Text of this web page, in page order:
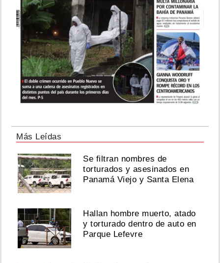
Más Leídas
Se filtran nombres de
torturados y asesinados en
Panamá Viejo y Santa Elena
Hallan hombre muerto, atado
y torturado dentro de auto en
Parque Lefevre